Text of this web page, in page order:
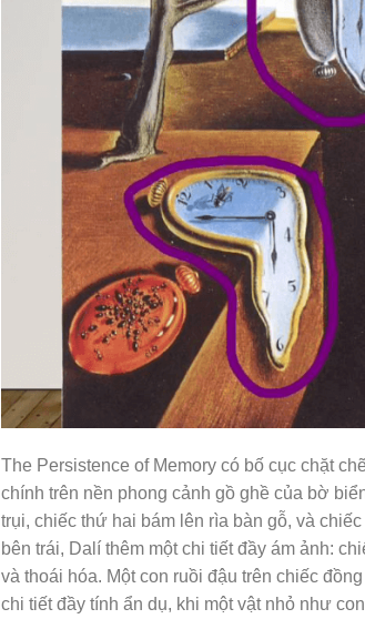
The Persistence of Memory có bố cục chặt
chính trên nền phong cảnh gồ ghề của bờ
trụi, chiếc thứ hai bám lên rìa bàn gỗ, và
bên trái, Dalí thêm một chi tiết đầy ám ảnh:
và thoái hóa. Một con ruồi đậu trên chiếc
chi tiết đầy tính ẩn dụ, khi một vật nhỏ như